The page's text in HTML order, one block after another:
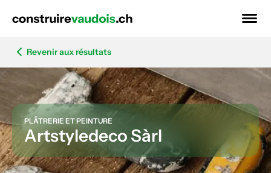
Revenir aux résultats
PLÂTRERIE ET PEINTURE
Artstyledeco Sàrl